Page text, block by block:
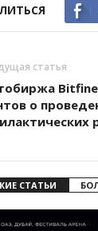
статья
о
СТАТЬИ